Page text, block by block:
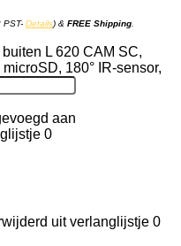
PST- Details) & FREE Shipping
L 620 CAM SC,
180° IR-sensor,
aan
0
uit verlanglijstje 0